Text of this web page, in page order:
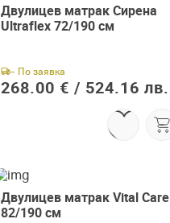
Двулицев матрак Сирена
Ultraflex 72/190 см
- По заявка
268.00 € / 524.16 лв.
Двулицев матрак Vital Care
82/190 см